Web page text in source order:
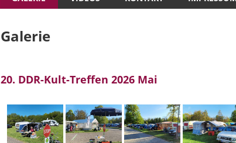
Galerie
20. DDR-Kult-Treffen 2026 Mai